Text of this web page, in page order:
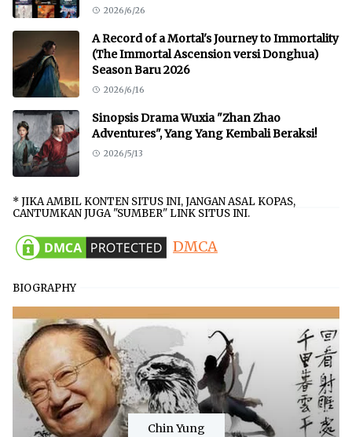
2026/6/26
A Record of a Mortal's Journey to Immortality
(The Immortal Ascension versi Donghua)
Season Baru 2026
2026/6/16
Sinopsis Drama Wuxia "Zhan Zhao
Adventures", Yang Yang Kembali Beraksi!
2026/5/13
* JIKA AMBIL KONTEN SITUS INI, JANGAN ASAL KOPAS,
CANTUMKAN JUGA "SUMBER" LINK SITUS INI.
DMCA
BIOGRAPHY
Chin Yung